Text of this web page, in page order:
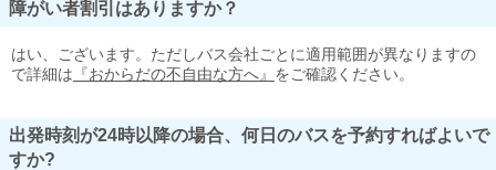
障がい者割引はありますか？
はい、ございます。ただしバス会社ごとに適用範囲が異なりますの
で詳細は 『おからだの不自由な方へ』 をご確認ください。
出発時刻が24時以降の場合、何日のバスを予約すればよいで
すか?